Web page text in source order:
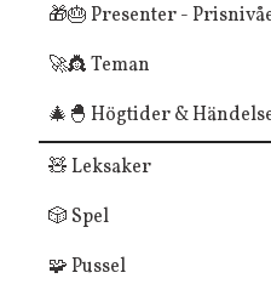
🎁🎂 Presenter -
🚀👸 Teman
🎄🐣 Högtider &
🧸 Leksaker
🎲 Spel
🧩 Pussel